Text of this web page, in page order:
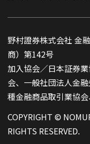
野村證券株式会社 金
商）第142号
加入協会／日本証券
会、一般社団法人金
種金融商品取引業協
COPYRIGHT ©
RIGHTS RESERVED.